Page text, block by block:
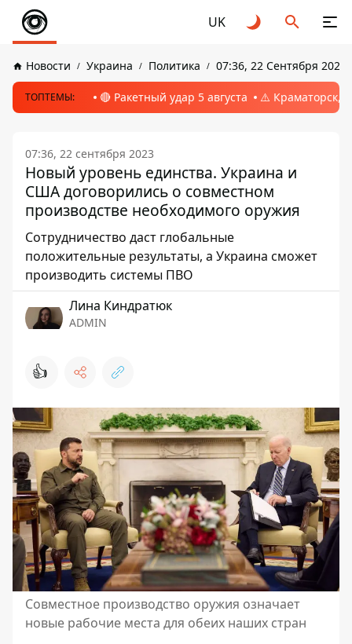
UK
Новости Украина Политика 07:36, 22 Сентября 2023
ТОПТЕМЫ: 🔴 Ракетный удар 5 августа ⚠️ Краматорск,
07:36, 22 сентября 2023
Новый уровень единства. Украина и
США договорились о совместном
производстве необходимого оружия
Сотрудничество даст глобальные
положительные результаты, а Украина сможет
производить системы ПВО
Лина Киндратюк
ADMIN
👍
Совместное производство оружия означает
новые рабочие места для обеих наших стран